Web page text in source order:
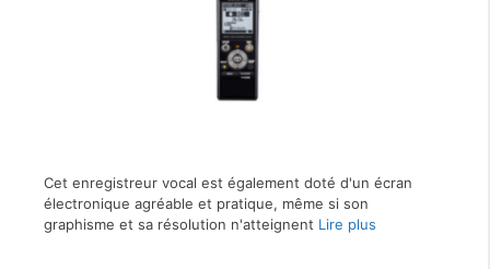
Cet enregistreur vocal est également doté d'un écran
électronique agréable et pratique, même si son
graphisme et sa résolution n'atteignent Lire plus